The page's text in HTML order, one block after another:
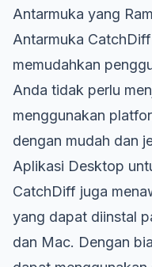
Antarmuka yang
Antarmuka
memudahkan
Anda tidak perlu
menggunakan
dengan mudah dan
Aplikasi Desktop
CatchDiff juga
yang dapat diinstal
dan Mac. Dengan